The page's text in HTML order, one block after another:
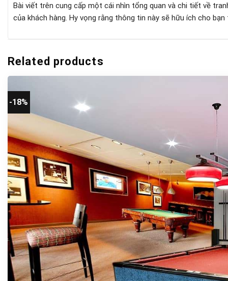
Bài viết trên cung cấp một cái nhìn tổng quan và chi tiết về
của khách hàng. Hy vọng rằng thông tin này sẽ hữu ích cho
Related products
-18%